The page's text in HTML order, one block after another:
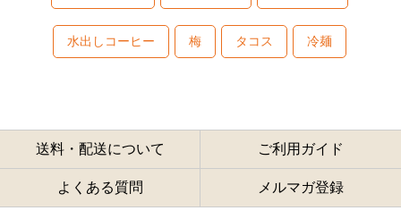
水出しコーヒー 梅 タコス 冷麺
送料・配送について ご利用ガイド
よくある質問 メルマガ登録